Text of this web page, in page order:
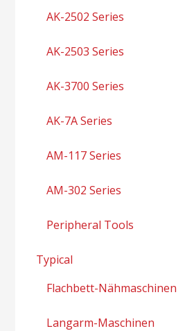
AK-2502 Series
AK-2503 Series
AK-3700 Series
AK-7A Series
AM-117 Series
AM-302 Series
Peripheral Tools
Typical
Flachbett-Nähmaschinen
Langarm-Maschinen